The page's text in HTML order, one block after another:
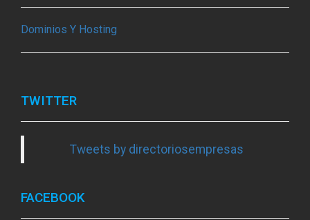
Dominios Y Hosting
TWITTER
Tweets by directoriosempresas
FACEBOOK